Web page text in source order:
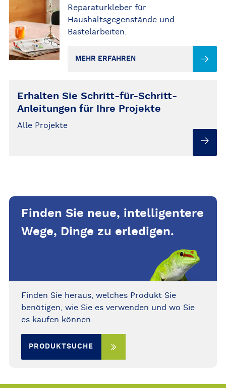
Reparaturkleber für
Haushaltsgegenstände und
Bastelarbeiten.
MEHR ERFAHREN
Erhalten Sie Schritt-für-Schritt-
Anleitungen für Ihre Projekte
Alle Projekte
Finden Sie neue, intelligentere
Wege, Dinge zu erledigen.
Finden Sie heraus, welches Produkt Sie
benötigen, wie Sie es verwenden und wo Sie
es kaufen können.
PRODUKTSUCHE